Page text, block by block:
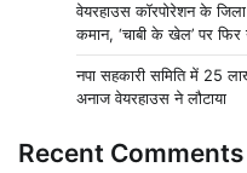
वेयरहाउस कॉरपोरेशन के
कमान, ‘चाबी के खेल’ पर
नपा सहकारी समिति में 25
अनाज वेयरहाउस ने लौटाया
Recent Comments